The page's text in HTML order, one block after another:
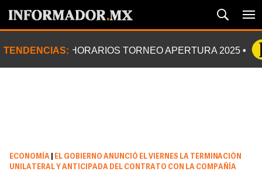
TENDENCIAS: HORARIOS TORNEO APERTURA 2025
ECONOMÍA
EL GOBIERNO ANUNCIÓ EL VIERNES LA TERMINACIÓN
UNILATERAL Y ANTICIPADA DEL CONTRATO CON LA COMPAÑÍA